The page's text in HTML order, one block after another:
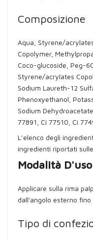
Composizione
Aqua, Styrene/
Copolymer,
Coco-glucoside, Peg-
Styrene/acrylates
Sodium Laureth-12
Phenoxyethanol,
Sodium
77891, Ci 77510, Ci
L’elenco degli
ingredienti riportati
Modalità D'uso
Applicare sulla rima
dall'angolo esterno fino
Tipo di